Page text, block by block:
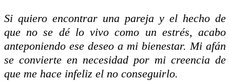
Si quiero encontrar una pareja y el hecho de
que no se dé lo vivo como un estrés, acabo
anteponiendo ese deseo a mi bienestar. Mi afán
se convierte en necesidad por mi creencia de
que me hace infeliz el no conseguirlo.